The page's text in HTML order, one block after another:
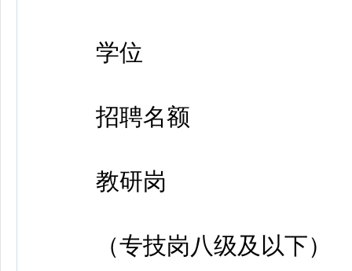
学位
招聘名额
教研岗
（专技岗八级及以下）